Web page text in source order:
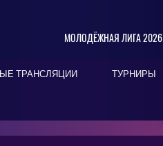
МОЛОДЁЖНАЯ ЛИГА 2026
ТРАНСЛЯЦИИ ТУРНИРЫ